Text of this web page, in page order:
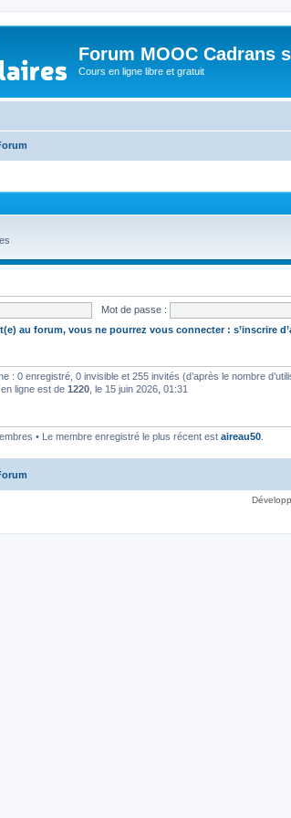
Forum MOOC Cadrans
Cours en ligne libre et gratuit
Mot de passe :
au forum, vous ne pourrez vous connecter : s’inscrire
: 0 enregistré, 0 invisible et 255 invités (d’après le nombre
ligne est de 1220 , le 15 juin 2026, 01:31
• Le membre enregistré le plus récent est aireau50